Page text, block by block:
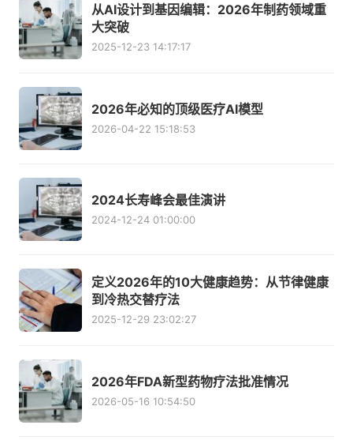
从AI设计到基因编辑：2026年制药领域重
大突破
2025-12-23 14:17:17
2026年必知的顶级医疗AI模型
2026-04-22 15:18:53
2024长寿峰会最佳演讲
2024-12-24 01:00:00
定义2026年的10大健康趋势：从节律健康
到冷热交替疗法
2025-12-29 23:02:27
2026年FDA新型药物疗法批准情况
2026-05-16 10:54:50